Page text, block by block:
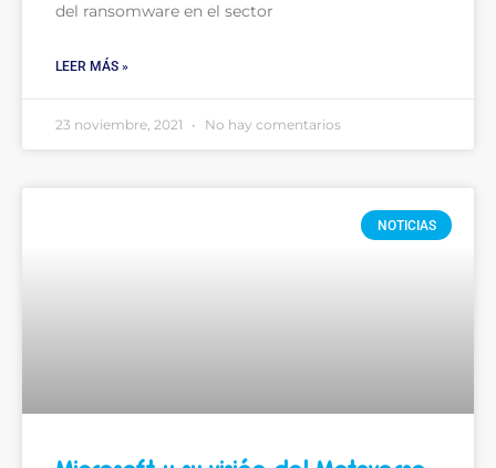
del ransomware en el sector
LEER MÁS »
23 noviembre, 2021 No hay comentarios
NOTICIAS